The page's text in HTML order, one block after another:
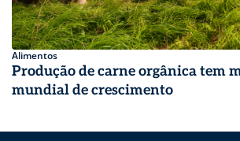
Alimentos
Produção de carne orgânica tem
mundial de crescimento